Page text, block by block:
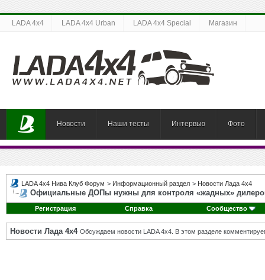
LADA 4x4 LADA 4x4 Urban LADA 4x4 Special Магазин
Новости Наши тесты Интервью Фото
LADA 4x4 Нива Клуб Форум > Информационный раздел > Новости Лада 4х4
Официальные ДОПы нужны для контроля «жадных»
Регистрация Справка Сообщество
Новости Лада 4х4 Обсуждаем новости LADA 4x4. В этом разделе